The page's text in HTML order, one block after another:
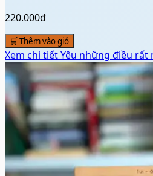
220.000đ
🛒 Thêm vào giỏ
Xem chi tiếtYêu những điều rất